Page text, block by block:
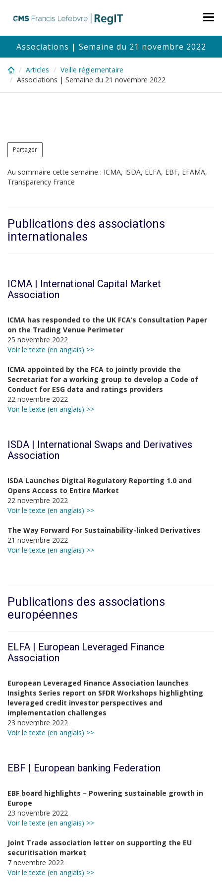
content
Associations | Semaine du 21 novembre 2022
Articles
Veille réglementaire
Associations | Semaine du 21 novembre 2022
Partager
Au sommaire cette semaine : ICMA, ISDA, ELFA, EBF, EFAMA,
Transparency France
Publications des associations
internationales
ICMA | International Capital Market
Association
ICMA has responded to the UK FCA’s Consultation Paper
on the Trading Venue Perimeter
25 novembre 2022
Voir le texte (en anglais) >>
ICMA appointed by the FCA to jointly provide the
Secretariat for a working group to develop a Code of
Conduct for ESG data and ratings providers
22 novembre 2022
Voir le texte (en anglais) >>
ISDA | International Swaps and Derivatives
Association
ISDA Launches Digital Regulatory Reporting 1.0 and
Opens Access to Entire Market
22 novembre 2022
Voir le texte (en anglais) >>
The Way Forward For Sustainability-linked Derivatives
21 novembre 2022
Voir le texte (en anglais) >>
Publications des associations
européennes
ELFA | European Leveraged Finance
Association
European Leveraged Finance Association launches
Insights Series report on SFDR Workshops highlighting
leveraged credit investor perspectives and
implementation challenges
23 novembre 2022
Voir le texte (en anglais) >>
EBF | European banking Federation
EBF board highlights – Powering sustainable growth in
Europe
23 novembre 2022
Voir le texte (en anglais) >>
Joint Trade association letter on supporting the EU
securitisation market
7 novembre 2022
Voir le texte (en anglais) >>